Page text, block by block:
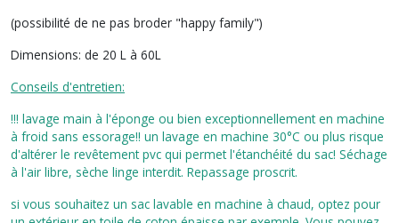
(possibilité de ne pas broder "happy family")
Dimensions: de 20 L à 60L
Conseils d'entretien:
!!! lavage main à l'éponge ou bien exceptionnellement en machine
à froid sans essorage!! un lavage en machine 30°C ou plus risque
d'altérer le revêtement pvc qui permet l'étanchéité du sac! Séchage
à l'air libre, sèche linge interdit. Repassage proscrit.
si vous souhaitez un sac lavable en machine à chaud, optez pour